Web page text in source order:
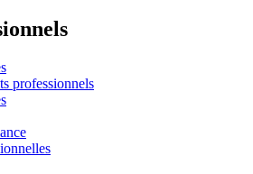
professionnels